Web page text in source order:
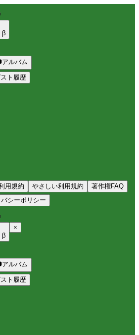
β
アルバム
ト履歴
用規約 やさしい利用規約
著作権FAQ
シーポリシー
β
×
アルバム
ト履歴